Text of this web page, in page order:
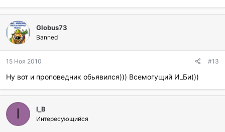
Globus73
Banned
15 Ноя 2010 #13
Ну вот и проповедник обьявился))) Всемогущий И_Би)))
I I_B
Интересующийся